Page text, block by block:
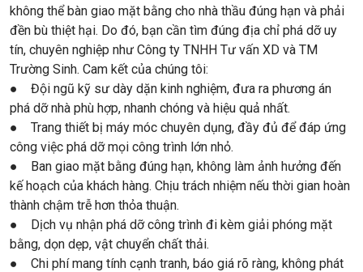
không thể bàn giao mặt bằng cho nhà thầu đúng hạn và phải
đền bù thiệt hại. Do đó, bạn cần tìm đúng địa chỉ phá dỡ uy
tín, chuyên nghiệp như Công ty TNHH Tư vấn XD và TM
Trường Sinh. Cam kết của chúng tôi:
● Đội ngũ kỹ sư dày dặn kinh nghiệm, đưa ra phương án
phá dỡ nhà phù hợp, nhanh chóng và hiệu quả nhất.
● Trang thiết bị máy móc chuyên dụng, đầy đủ để đáp ứng
công việc phá dỡ mọi công trình lớn nhỏ.
● Ban giao mặt bằng đúng hạn, không làm ảnh hưởng đến
kế hoạch của khách hàng. Chịu trách nhiệm nếu thời gian hoàn
thành chậm trễ hơn thỏa thuận.
● Dịch vụ nhận phá dỡ công trình đi kèm giải phóng mặt
bằng, dọn dẹp, vật chuyển chất thải.
● Chi phí mang tính cạnh tranh, báo giá rõ ràng, không phát